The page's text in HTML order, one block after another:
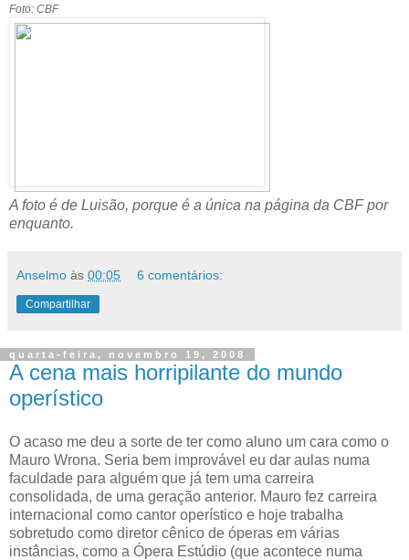
Foto: CBF
A foto é de Luisão, porque é a única na página da CBF por
enquanto.
Anselmo às 00:05 6 comentários:
Compartilhar
quarta-feira, novembro 19, 2008
A cena mais horripilante do mundo
operístico
O acaso me deu a sorte de ter como aluno um cara como o
Mauro Wrona. Seria bem improvável eu dar aulas numa
faculdade para alguém que já tem uma carreira
consolidada, de uma geração anterior. Mauro fez carreira
internacional como cantor operístico e hoje trabalha
sobretudo como diretor cênico de óperas em várias
instâncias, como a Ópera Estúdio (que acontece numa